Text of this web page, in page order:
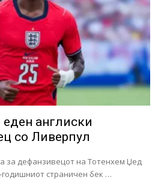
еден англиски
со Ливерпул
за дефанзивецот на Тотенхем Џед
годишниот страничен бек …